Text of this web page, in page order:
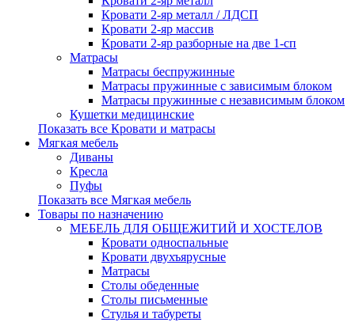
Кровати 2-яр металл / ЛДСП
Кровати 2-яр массив
Кровати 2-яр разборные на две 1-сп
Матрасы
Матрасы беспружинные
Матрасы пружинные с зависимым блоком
Матрасы пружинные с независимым блоком
Кушетки медицинские
Показать все Кровати и матрасы
Мягкая мебель
Диваны
Кресла
Пуфы
Показать все Мягкая мебель
Товары по назначению
МЕБЕЛЬ ДЛЯ ОБЩЕЖИТИЙ И ХОСТЕЛОВ
Кровати односпальные
Кровати двухъярусные
Матрасы
Столы обеденные
Столы письменные
Стулья и табуреты